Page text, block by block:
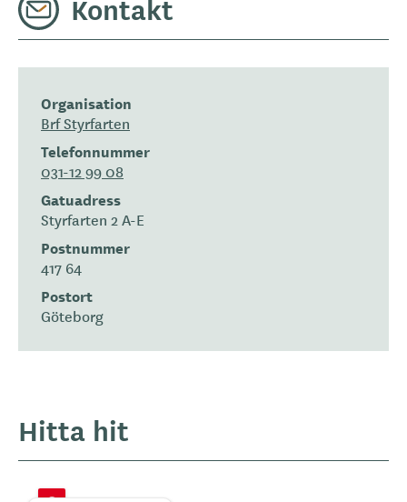
Kontakt
Organisation
Brf Styrfarten
Telefonnummer
031-12 99 08
Gatuadress
Styrfarten 2 A-E
Postnummer
417 64
Postort
Göteborg
Hitta hit